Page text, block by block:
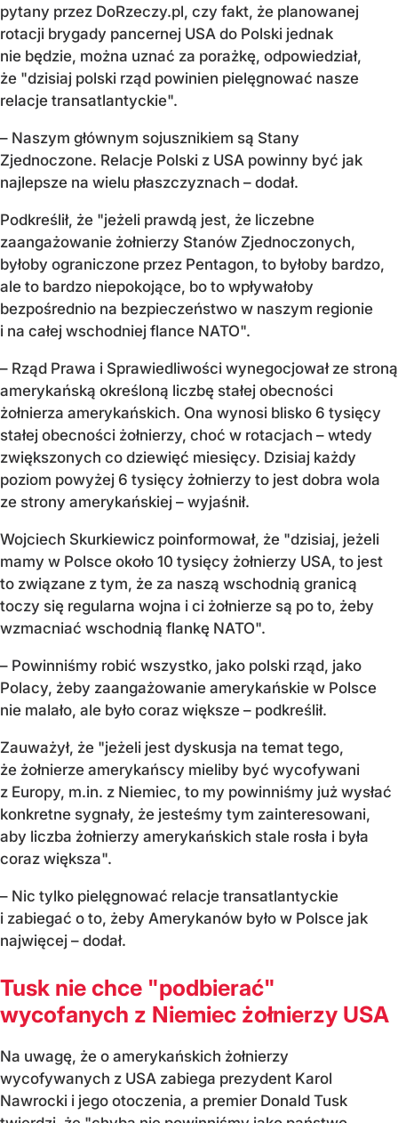
pytany przez DoRzeczy.pl, czy fakt, że planowanej
rotacji brygady pancernej USA do Polski jednak
nie będzie, można uznać za porażkę, odpowiedział,
że "dzisiaj polski rząd powinien pielęgnować nasze
relacje transatlantyckie".
– Naszym głównym sojusznikiem są Stany
Zjednoczone. Relacje Polski z USA powinny być jak
najlepsze na wielu płaszczyznach – dodał.
Podkreślił, że "jeżeli prawdą jest, że liczebne
zaangażowanie żołnierzy Stanów Zjednoczonych,
byłoby ograniczone przez Pentagon, to byłoby bardzo,
ale to bardzo niepokojące, bo to wpływałoby
bezpośrednio na bezpieczeństwo w naszym regionie
i na całej wschodniej flance NATO".
– Rząd Prawa i Sprawiedliwości wynegocjował ze stroną
amerykańską określoną liczbę stałej obecności
żołnierza amerykańskich. Ona wynosi blisko 6 tysięcy
stałej obecności żołnierzy, choć w rotacjach – wtedy
zwiększonych co dziewięć miesięcy. Dzisiaj każdy
poziom powyżej 6 tysięcy żołnierzy to jest dobra wola
ze strony amerykańskiej – wyjaśnił.
Wojciech Skurkiewicz poinformował, że "dzisiaj, jeżeli
mamy w Polsce około 10 tysięcy żołnierzy USA, to jest
to związane z tym, że za naszą wschodnią granicą
toczy się regularna wojna i ci żołnierze są po to, żeby
wzmacniać wschodnią flankę NATO".
– Powinniśmy robić wszystko, jako polski rząd, jako
Polacy, żeby zaangażowanie amerykańskie w Polsce
nie malało, ale było coraz większe – podkreślił.
Zauważył, że "jeżeli jest dyskusja na temat tego,
że żołnierze amerykańscy mieliby być wycofywani
z Europy, m.in. z Niemiec, to my powinniśmy już wysłać
konkretne sygnały, że jesteśmy tym zainteresowani,
aby liczba żołnierzy amerykańskich stale rosła i była
coraz większa".
– Nic tylko pielęgnować relacje transatlantyckie
i zabiegać o to, żeby Amerykanów było w Polsce jak
najwięcej – dodał.
Tusk nie chce "podbierać"
wycofanych z Niemiec żołnierzy USA
Na uwagę, że o amerykańskich żołnierzy
wycofywanych z USA zabiega prezydent Karol
Nawrocki i jego otoczenia, a premier Donald Tusk